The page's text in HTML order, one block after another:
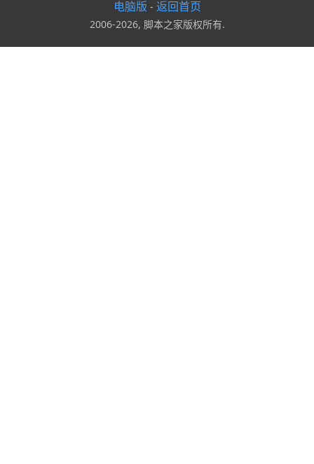
电脑版 - 返回首页
2006-2026, 脚本之家版权所有.